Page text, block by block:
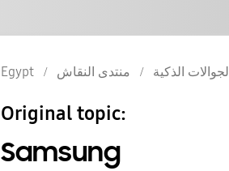
Egypt منتدى النقاش الجوالات الذكية
Original topic:
Samsung